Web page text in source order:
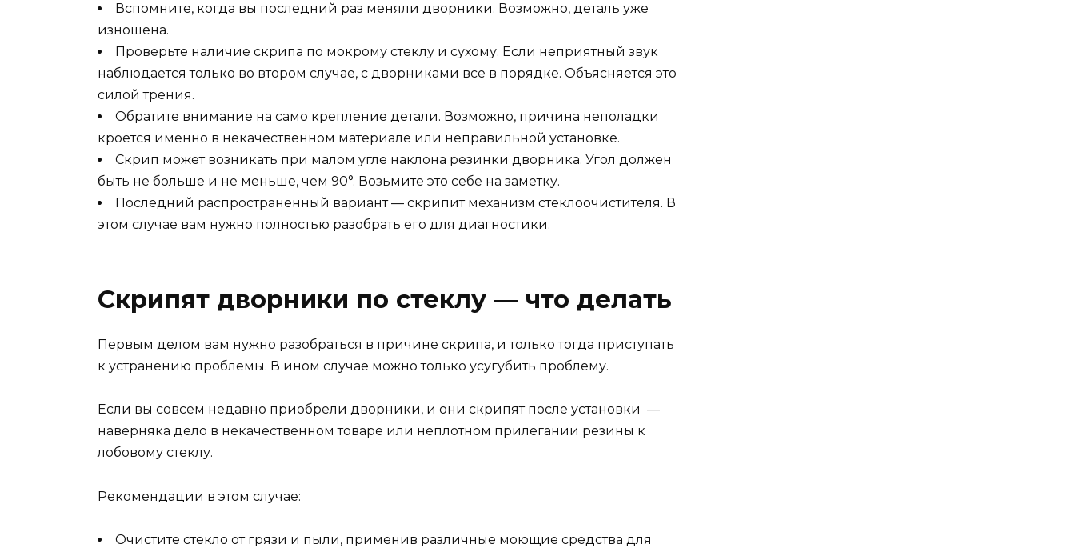
Вспомните, когда вы последний раз меняли дворники. Возможно, деталь уже
изношена.
Проверьте наличие скрипа по мокрому стеклу и сухому. Если неприятный звук
наблюдается только во втором случае, с дворниками все в порядке. Объясняется это
силой трения.
Обратите внимание на само крепление детали. Возможно, причина неполадки
кроется именно в некачественном материале или неправильной установке.
Скрип может возникать при малом угле наклона резинки дворника. Угол должен
быть не больше и не меньше, чем 90°. Возьмите это себе на заметку.
Последний распространенный вариант — скрипит механизм стеклоочистителя. В
этом случае вам нужно полностью разобрать его для диагностики.
Скрипят дворники по стеклу — что делать
Первым делом вам нужно разобраться в причине скрипа, и только тогда приступать
к устранению проблемы. В ином случае можно только усугубить проблему.
Если вы совсем недавно приобрели дворники, и они скрипят после установки —
наверняка дело в некачественном товаре или неплотном прилегании резины к
лобовому стеклу.
Рекомендации в этом случае:
Очистите стекло от грязи и пыли, применив различные моющие средства для